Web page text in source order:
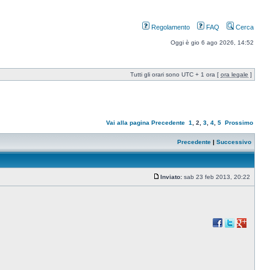
Regolamento FAQ Cerca
Oggi è gio 6 ago 2026, 14:52
Tutti gli orari sono UTC + 1 ora [ ora legale ]
Vai alla pagina Precedente 1 2 3 4 5 Prossimo
Precedente | Successivo
Inviato: sab 23 feb 2013, 20:22